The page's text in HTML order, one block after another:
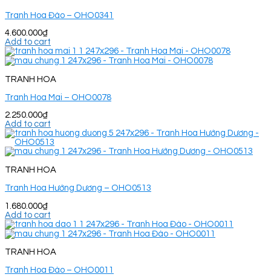
Tranh Hoa Đào – OHO0341
4.600.000₫
Add to cart
TRANH HOA
Tranh Hoa Mai – OHO0078
2.250.000₫
Add to cart
TRANH HOA
Tranh Hoa Hướng Dương – OHO0513
1.680.000₫
Add to cart
TRANH HOA
Tranh Hoa Đào – OHO0011